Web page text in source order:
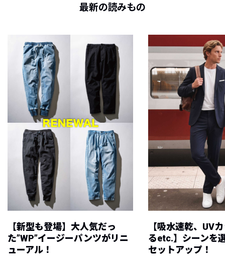
最新の読みもの
【新型も登場】大人気だっ
た”WP”イージーパンツがリニ
ューアル！
【吸水速乾、UV
るetc.】シーンを
セットアップ！